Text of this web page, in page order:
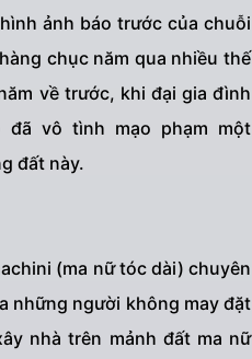
ảnh báo trước của chuỗi
chục năm qua nhiều thế
về trước, khi đại gia đình
đã vô tình mạo phạm một
đất này.
(ma nữ tóc dài) chuyên
những người không may đặt
nhà trên mảnh đất ma nữ